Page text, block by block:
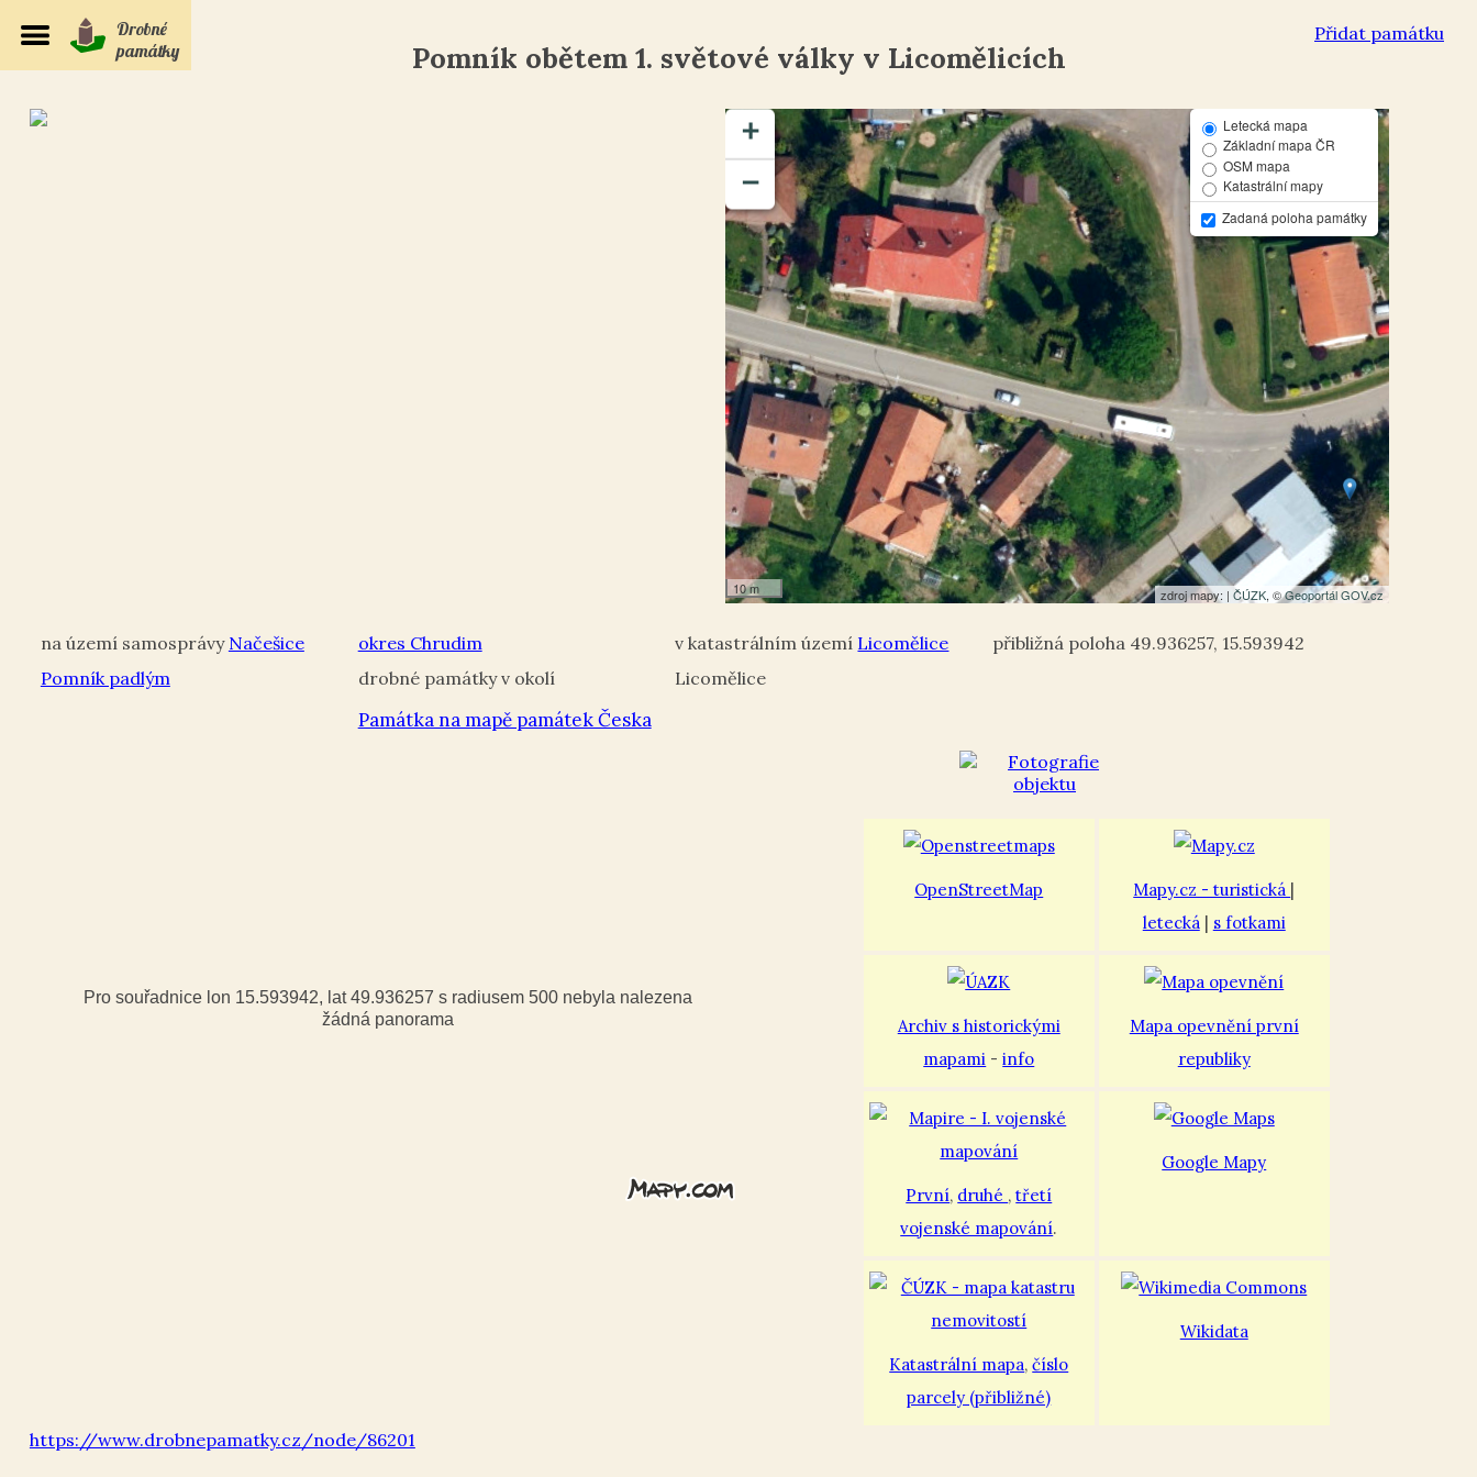
Přidat památku
Drobné
památky
Pomník obětem 1. světové války v Licomělicích
+
−
Letecká mapa
Základní mapa ČR
OSM mapa
Katastrální mapy
Zadaná poloha památky
10 m zdroj mapy: |ČÚZK, ©Geoportál GOV.cz
Načešice okres Chrudim Licomělice 49.936257, 15.593942
Pomník padlým
Památka na mapě památek Česka
Licomělice
Pro souřadnice lon 15.593942, lat 49.936257 s radiusem 500 nebyla nalezena
žádná panorama
OpenStreetMap Mapy.cz - turistická |
letecká| s fotkami
Archiv s historickými
mapami -info
Mapa opevnění první
republiky
První, druhé ,třetí
vojenské mapování.
Google Mapy
Katastrální mapa,číslo
parcely (přibližné)
Wikidata
https://www.drobnepamatky.cz/node/86201